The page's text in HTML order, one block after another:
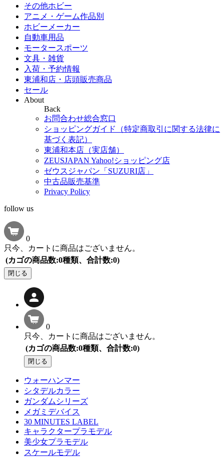
その他ホビー
アニメ・ゲーム作品別
ホビーメーカー
自動車用品
モータースポーツ
文具・雑貨
入荷・予約情報
東浦和店・店頭販売商品
セール
About
Back
お問合わせ総合窓口
ショッピングガイド（特定商取引に関する法律に
基づく表記）
東浦和本店（実店舗）
ZEUSJAPAN Yahoo!ショッピング店
ゼウスジャパン「SUZURI店」
中古品販売基準
Privacy Policy
follow us
0
只今、カートに商品はございません。
(カゴの商品数:0種類、合計数:0)
閉じる
0
只今、カートに商品はございません。
(カゴの商品数:0種類、合計数:0)
閉じる
ウォーハンマー
シタデルカラー
ガンダムシリーズ
メガミデバイス
30 MINUTES LABEL
キャラクタープラモデル
美少女プラモデル
スケールモデル